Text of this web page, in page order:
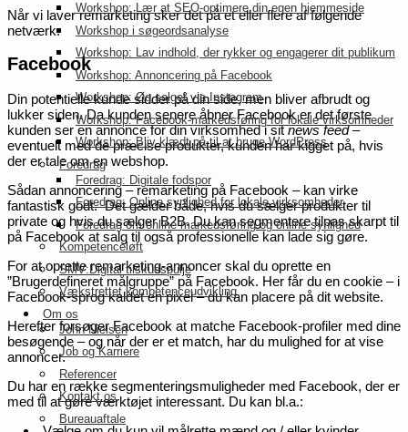
Workshop: Lær at SEO-optimere din egen hjemmeside
Workshop i søgeordsanalyse
Workshop: Lav indhold, der rykker og engagerer dit publikum
Workshop: Annoncering på Facebook
Workshop: Øg salget via Instagram
Workshop: Facebook-markedsføring for lokale virksomheder
Workshop: Bliv klædt på til at bruge WordPress
Foredrag
Foredrag: Digitale fodspor
Foredrag: Online synlighed for lokale virksomheder
Foredrag om online markedsføring og online synlighed
Kompetenceløft
SMV:Digital tilskudspulje
Vækstrettet kompetenceudvikling
Om os
John Nielsen
Job og Karriere
Referencer
Kontakt os
Bureauaftale
Når vi laver remarketing sker det på et eller flere af følgende
netværk:
Facebook
Din potentielle kunde sidder på din side, men bliver afbrudt og
lukker siden. Da kunden senere åbner Facebook er det første
kunden ser en annonce for din virksomhed i sitnews feed–
eventuelt med de præcise produkter, kunden har kigget på, hvis
der er tale om en webshop.
Sådan annoncering – remarketing på Facebook – kan virke
fantastisk godt. Det gælder både, hvis du sælger produkter til
private og hvis du sælger B2B. Du kan segmentere tilpas skarpt til
på Facebook at salg til også professionelle kan lade sig gøre.
For at oprette remarketing-annoncer skal du oprette en
”Brugerdefineret målgruppe” på Facebook. Her får du en cookie – i
Facebook-sprog kaldet en pixel – du kan placere på dit website.
Herefter forsøger Facebook at matche Facebook-profiler med dine
besøgende – og når der er et match, har du mulighed for at vise
annoncer.
Du har en række segmenteringsmuligheder med Facebook, der er
med til at gøre værktøjet interessant. Du kan bl.a.: